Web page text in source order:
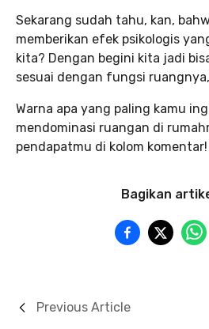
Sekarang sudah tahu, kan,
memberikan efek psikologis
kita? Dengan begini kita jadi
sesuai dengan fungsi
Warna apa yang paling kamu
mendominasi ruangan di
pendapatmu di kolom komentar!
Bagikan
Previous Article